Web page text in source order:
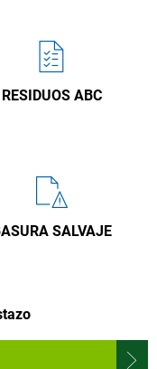
RESIDUOS ABC
SALVAJE